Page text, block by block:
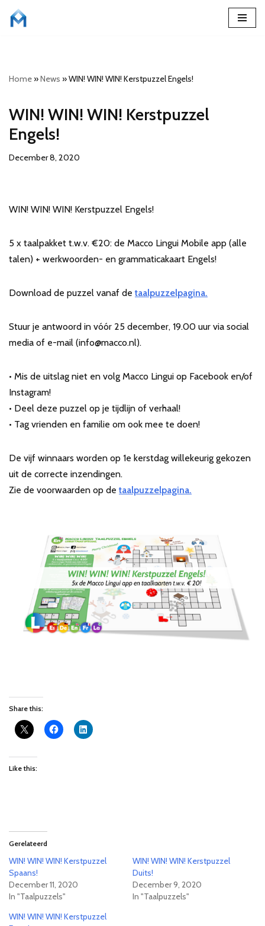
Home»News »WIN! WIN! WIN! Kerstpuzzel Engels!
WIN! WIN! WIN! Kerstpuzzel
Engels!
December 8, 2020
WIN! WIN! WIN! Kerstpuzzel Engels!
5 x taalpakket t.w.v. €20: de Macco Lingui Mobile app (alle
talen) + werkwoorden- en grammaticakaart Engels!
Download de puzzel vanaf de taalpuzzelpagina.
Stuur je antwoord in vóór 25 december, 19.00 uur via social
media of e-mail (info@macco.nl).
• Mis de uitslag niet en volg Macco Lingui op Facebook en/of
Instagram!
• Deel deze puzzel op je tijdlijn of verhaal!
• Tag vrienden en familie om ook mee te doen!
De vijf winnaars worden op 1e kerstdag willekeurig gekozen
uit de correcte inzendingen.
Zie de voorwaarden op de taalpuzzelpagina.
Share this:
Like this:
Gerelateerd
WIN! WIN! WIN! Kerstpuzzel
Spaans!
December 11, 2020
In "Taalpuzzels"
WIN! WIN! WIN! Kerstpuzzel
Duits!
December 9, 2020
In "Taalpuzzels"
WIN! WIN! WIN! Kerstpuzzel